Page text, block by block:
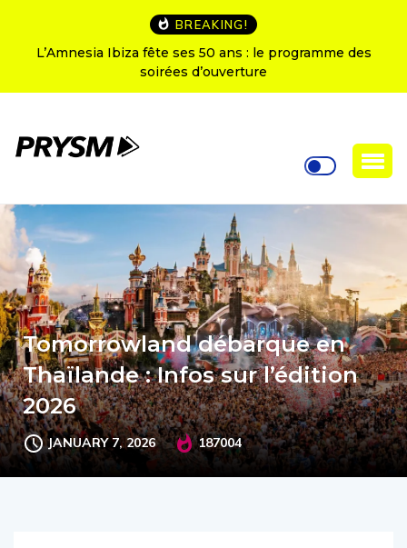
BREAKING!
L’Amnesia Ibiza fête ses 50 ans : le programme des
soirées d’ouverture
Tomorrowland débarque en
Thaïlande : Infos sur l’édition
2026
JANUARY 7, 2026 187004